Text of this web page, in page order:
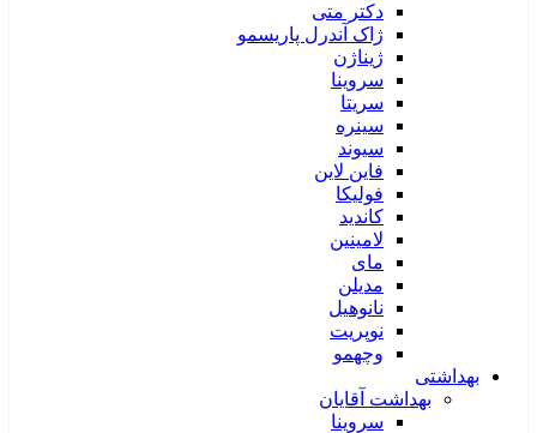
دکتر متی
ژاک آندرل پاریسمو
ژیناژن
سروینا
سریتا
سینره
سیوند
فاین لاین
فولیکا
کاندید
لامینین
مای
مدیلن
نانوهیل
نوپریت
وچهمو
بهداشتی
بهداشت آقایان
سروینا